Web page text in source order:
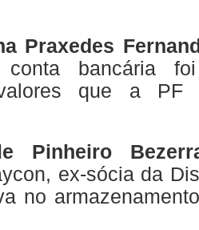
Praxedes
conta bancária
que a PF
Pinheiro
ex-sócia da
no